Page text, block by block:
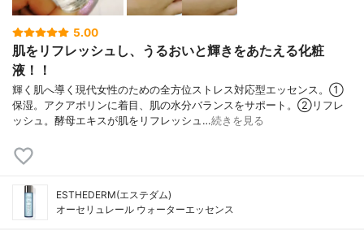
5.00
肌をリフレッシュし、うるおいと輝きをあたえる化粧
液！！
輝く肌へ導く現代女性のための全方位ストレス対応型エッセンス。①
保湿。アクアポリンに着目、肌の水分バランスをサポート。②リフレ
ッシュ。酵母エキスが肌をリフレッシュ…続きを見る
ESTHEDERM(エステダム)
オーセリュレール ウォーターエッセンス